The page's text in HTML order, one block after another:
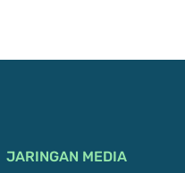
JARINGAN MEDIA